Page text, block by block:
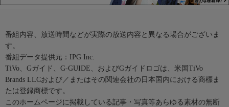
番組内容、放送時間などが実際の放送内容と異なる場合がございま
す。
番組データ提供元：IPG Inc.
TiVo、Gガイド、G-GUIDE、およびGガイドロゴは、米国TiVo
Brands LLCおよび／またはその関連会社の日本国内における商標ま
たは登録商標です。
このホームページに掲載している記事・写真等あらゆる素材の無断